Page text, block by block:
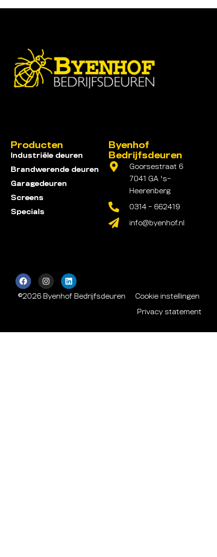
Byenhof
Bedrijfsdeuren
Goorsestraat 6
7041 GA 's-
Heerenberg
0314 - 662419
info@byenhof.nl
Producten
Industriële deuren
Brandwerende deuren
Garagedeuren
Screens
Specials
©2026 Byenhof Bedrijfsdeuren Cookie instellingen
Privacy statement